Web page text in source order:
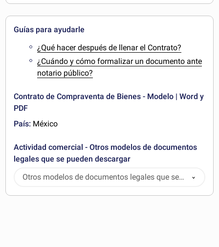
Guías para ayudarle
¿Qué hacer después de llenar el Contrato?
¿Cuándo y cómo formalizar un documento ante
notario público?
Contrato de Compraventa de Bienes - Modelo | Word y
PDF
País: México
Actividad comercial - Otros modelos de documentos
legales que se pueden descargar
Otros modelos de documentos legales que se
pueden descargar